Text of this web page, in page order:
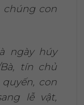
chúng con
ngày húy
tín chủ
con
lễ vật,